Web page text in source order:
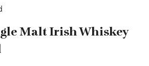
Malt Irish Whiskey